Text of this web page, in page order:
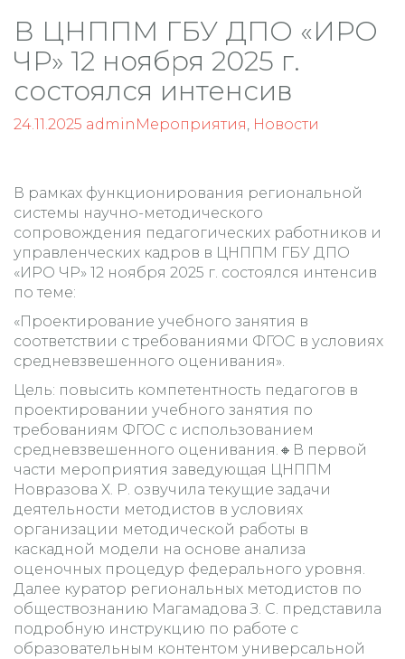
В ЦНППМ ГБУ ДПО «ИРО
ЧР» 12 ноября 2025 г.
состоялся интенсив
24.11.2025 admin Мероприятия, Новости
В рамках функционирования региональной
системы научно-методического
сопровождения педагогических работников и
управленческих кадров в ЦНППМ ГБУ ДПО
«ИРО ЧР» 12 ноября 2025 г. состоялся интенсив
по теме:
«Проектирование учебного занятия в
соответствии с требованиями ФГОС в условиях
средневзвешенного оценивания».
Цель: повысить компетентность педагогов в
проектировании учебного занятия по
требованиям ФГОС с использованием
средневзвешенного оценивания.🔸В первой
части мероприятия заведующая ЦНППМ
Новразова Х. Р. озвучила текущие задачи
деятельности методистов в условиях
организации методической работы в
каскадной модели на основе анализа
оценочных процедур федерального уровня.
Далее куратор региональных методистов по
обществознанию Магамадова З. С. представила
подробную инструкцию по работе с
образовательным контентом универсальной